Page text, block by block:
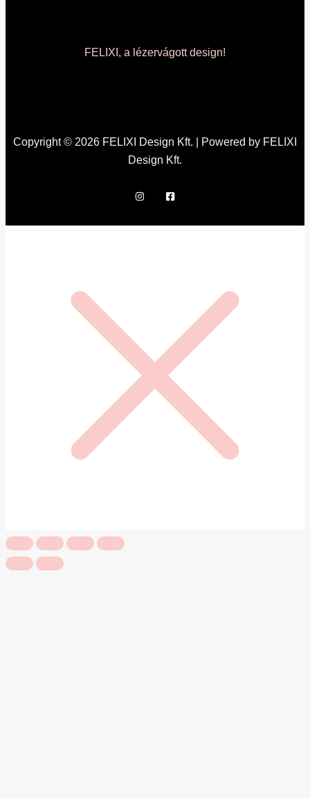
FELIXI, a lézervágott design!
Copyright © 2026 FELIXI Design Kft. | Powered by FELIXI
Design Kft.